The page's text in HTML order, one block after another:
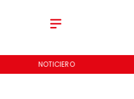
NOTICIERO